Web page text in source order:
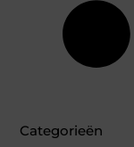
Categorieën